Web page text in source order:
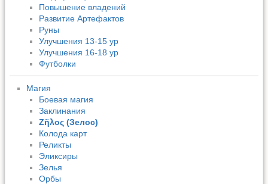
Повышение владений
Развитие Артефактов
Руны
Улучшения 13-15 ур
Улучшения 16-18 ур
Футболки
Магия
Боевая магия
Заклинания
Ζῆλος (Зелос)
Колода карт
Реликты
Эликсиры
Зелья
Орбы